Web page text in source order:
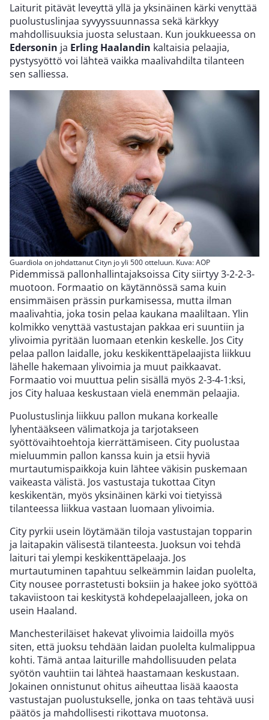
Laiturit pitävät leveyttä yllä ja yksinäinen kärki venyttää
puolustuslinjaa syvyyssuunnassa sekä kärkkyy
mahdollisuuksia juosta selustaan. Kun joukkueessa on
Edersonin ja Erling Haalandin kaltaisia pelaajia,
pystysyöttö voi lähteä vaikka maalivahdilta tilanteen
sen salliessa.
Guardiola on johdattanut Cityn jo yli 500 otteluun. Kuva: AOP
Pidemmissä pallonhallintajaksoissa City siirtyy 3-2-2-3-
muotoon. Formaatio on käytännössä sama kuin
ensimmäisen prässin purkamisessa, mutta ilman
maalivahtia, joka tosin pelaa kaukana maaliltaan. Ylin
kolmikko venyttää vastustajan pakkaa eri suuntiin ja
ylivoimia pyritään luomaan etenkin keskelle. Jos City
pelaa pallon laidalle, joku keskikenttäpelaajista liikkuu
lähelle hakemaan ylivoimia ja muut paikkaavat.
Formaatio voi muuttua pelin sisällä myös 2-3-4-1:ksi,
jos City haluaa keskustaan vielä enemmän pelaajia.
Puolustuslinja liikkuu pallon mukana korkealle
lyhentääkseen välimatkoja ja tarjotakseen
syöttövaihtoehtoja kierrättämiseen. City puolustaa
mieluummin pallon kanssa kuin ja etsii hyviä
murtautumispaikkoja kuin lähtee väkisin puskemaan
vaikeasta välistä. Jos vastustaja tukottaa Cityn
keskikentän, myös yksinäinen kärki voi tietyissä
tilanteessa liikkua vastaan luomaan ylivoimia.
City pyrkii usein löytämään tiloja vastustajan topparin
ja laitapakin välisestä tilanteesta. Juoksun voi tehdä
laituri tai ylempi keskikenttäpelaaja. Jos
murtautuminen tapahtuu selkeämmin laidan puolelta,
City nousee porrastetusti boksiin ja hakee joko syöttöä
takaviistoon tai keskitystä kohdepelaajalleen, joka on
usein Haaland.
Manchesteriläiset hakevat ylivoimia laidoilla myös
siten, että juoksu tehdään laidan puolelta kulmalippua
kohti. Tämä antaa laiturille mahdollisuuden pelata
syötön vauhtiin tai lähteä haastamaan keskustaan.
Jokainen onnistunut ohitus aiheuttaa lisää kaaosta
vastustajan puolustukselle, jonka on taas tehtävä uusi
päätös ja mahdollisesti rikottava muotonsa.